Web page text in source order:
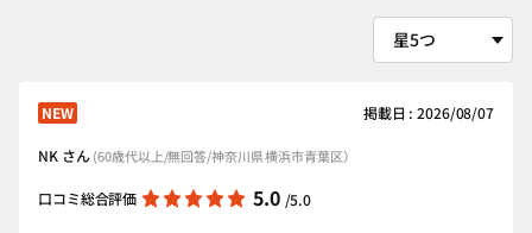
NEW 掲載日 : 2026/08/07
NK さん(60歳代以上/無回答/神奈川県 横浜市青葉区）
口コミ総合評価 5.0 /5.0